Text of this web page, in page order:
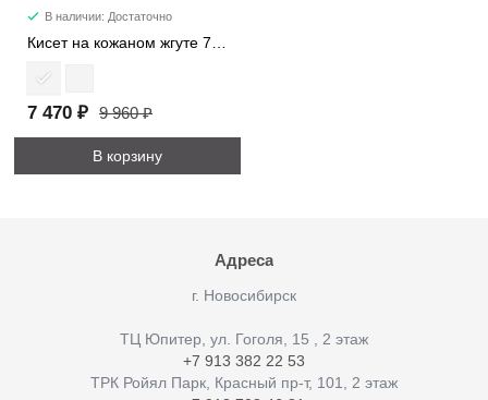
В наличии: Достаточно
Кисет на кожаном жгуте 7220
7 470 ₽ 9 960 ₽
В корзину
Адреса
г. Новосибирск
ТЦ Юпитер, ул. Гоголя, 15 , 2 этаж
+7 913 382 22 53
ТРК Ройял Парк, Красный пр-т, 101, 2 этаж